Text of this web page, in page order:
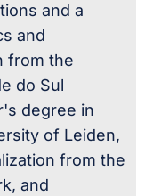
and a
and
from the
do Sul
degree in
of Leiden,
from the
and